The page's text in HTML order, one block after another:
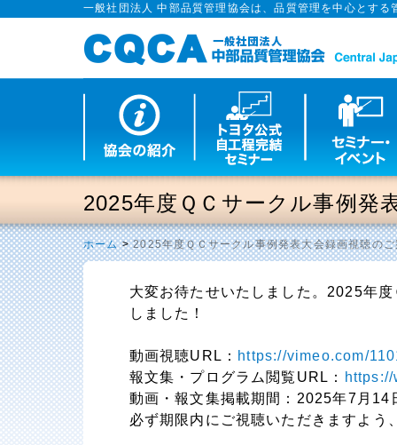
一般社団法人 中部品質管理協会は、品質管理を中心とす
2025年度ＱＣサークル事例発
ホーム>2025年度ＱＣサークル事例発表大会録画視聴の
大変お待たせいたしました。2025年
しました！
動画視聴URL： https://vimeo.com/
報文集・プログラム閲覧URL：
動画・報文集掲載期間：2025年7月
必ず期限内にご視聴いただきますよう